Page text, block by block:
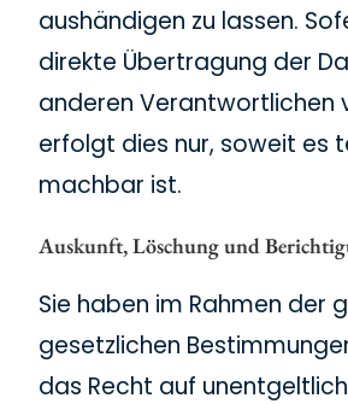
aushändigen zu lassen.
direkte Übertragung der
anderen Verantwortlichen
erfolgt dies nur, soweit es
machbar ist.
Auskunft, Löschung und
Sie haben im Rahmen der
gesetzlichen
das Recht auf